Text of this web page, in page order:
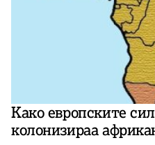
и копнежите за светли
највишата пројава на
којшто ја крои судбината,
македонски поколенија“.
Како европските
колонизираа